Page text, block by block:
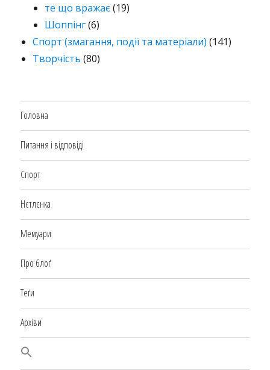
те що вражає(19)
Шоппінг(6)
Спорт (змагання, події та матеріали) (141)
Творчість (80)
Головна
Питання і відповіді
Спорт
Нєтлєнка
Мемуари
Про блоґ
Теґи
Архіви
Search
for:
SEARCH BUTTON